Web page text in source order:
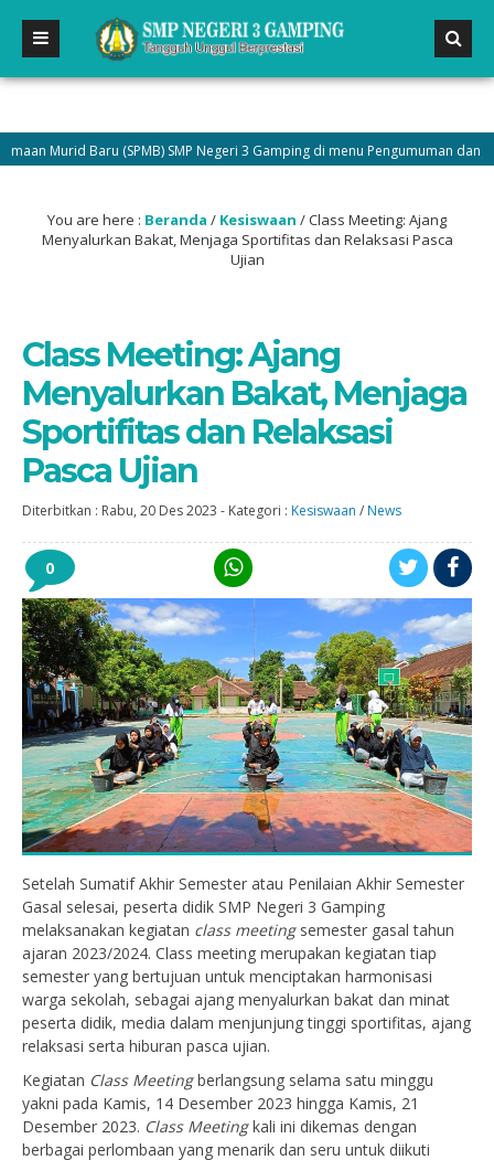
Baru (SPMB) SMP Negeri 3 Gamping di menu Pengumuman dan Jadilah
You are here : Beranda / Kesiswaan /Class Meeting: Ajang
Menyalurkan Bakat, Menjaga Sportifitas dan Relaksasi Pasca
Ujian
Class Meeting: Ajang
Menyalurkan Bakat, Menjaga
Sportifitas dan Relaksasi
Pasca Ujian
Diterbitkan : Rabu, 20 Des 2023 - Kategori : Kesiswaan / News
0
Setelah Sumatif Akhir Semester atau Penilaian Akhir Semester
Gasal selesai, peserta didik SMP Negeri 3 Gamping
melaksanakan kegiatan class meetingsemester gasal tahun
ajaran 2023/2024. Class meeting merupakan kegiatan tiap
semester yang bertujuan untuk menciptakan harmonisasi
warga sekolah, sebagai ajang menyalurkan bakat dan minat
peserta didik, media dalam menjunjung tinggi sportifitas, ajang
relaksasi serta hiburan pasca ujian.
Kegiatan Class Meetingberlangsung selama satu minggu
yakni pada Kamis, 14 Desember 2023 hingga Kamis, 21
Desember 2023. Class Meetingkali ini dikemas dengan
berbagai perlombaan yang menarik dan seru untuk diikuti